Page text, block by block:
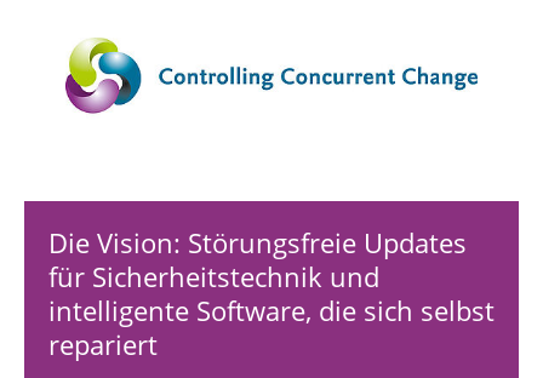
Forschungsprogramm
Beteiligte
Die Vision: Störungsfreie Updates
für Sicherheitstechnik und
intelligente Software, die sich selbst
repariert